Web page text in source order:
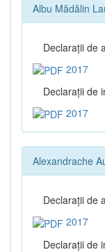
Albu Mădălin
Declaraţii de
2017
Declaraţii de
2017
Alexandrache
Declaraţii de
2017
Declaraţii de